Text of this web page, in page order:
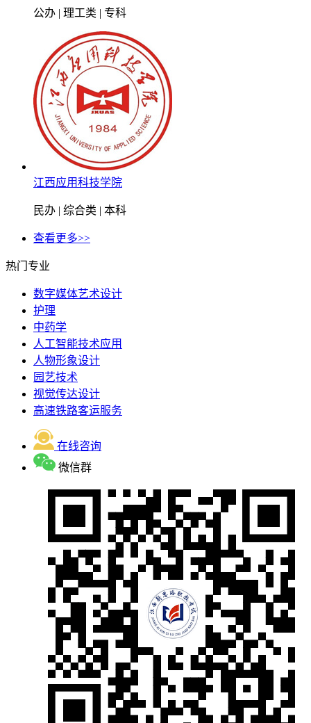
公办 | 理工类 | 专科
江西应用科技学院
民办 | 综合类 | 本科
查看更多>>
热门专业
数字媒体艺术设计
护理
中药学
人工智能技术应用
人物形象设计
园艺技术
视觉传达设计
高速铁路客运服务
在线咨询
微信群